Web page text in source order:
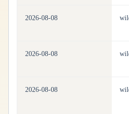
2026-08-08
2026-08-08
2026-08-08